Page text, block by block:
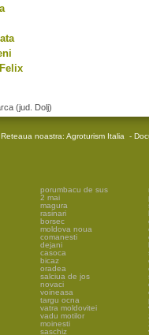
(jud. Dolj)
Reteaua noastra: Agroturism Italia -
porumbacu de sus
2 mai
magura
rasinari
borsec
moldova noua
comanesti
dejani
casoca
bicaz
oradea
salciua de jos
novaci
voineasa
targu ocna
vatra moldovitei
vadu motilor
moinesti
saschiz